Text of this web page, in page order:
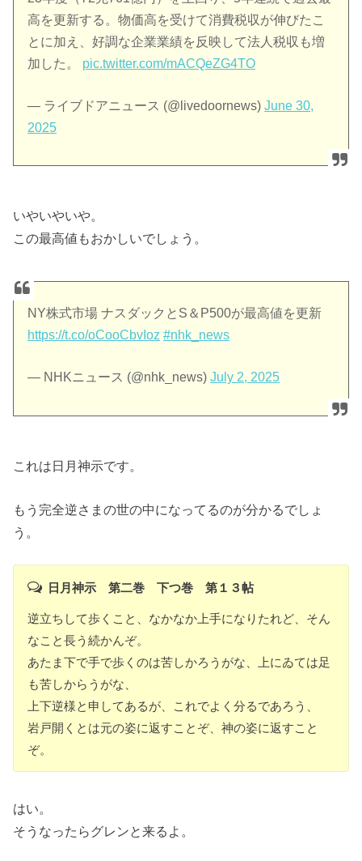
高を更新する。物価高を受けて消費税収が伸びたこ
とに加え、好調な企業業績を反映して法人税収も増
加した。 pic.twitter.com/mACQeZG4TO
— ライブドアニュース (@livedoornews)June 30,
2025
いやいやいや。
この最高値もおかしいでしょう。
NY株式市場 ナスダックとS＆P500が最高値を更新
https://t.co/oCooCbvIoz #nhk_news
— NHKニュース (@nhk_news)July 2, 2025
これは日月神示です。
もう完全逆さまの世の中になってるのが分かるでしょ
う。
日月神示 第二巻 下つ巻 第１３帖
逆立ちして歩くこと、なかなか上手になりたれど、そん
なこと長う続かんぞ。
あたま下で手で歩くのは苦しかろうがな、上にゐては足
も苦しからうがな、
上下逆様と申してあるが、これでよく分るであろう、
岩戸開くとは元の姿に返すことぞ、神の姿に返すこと
ぞ。
はい。
そうなったらグレンと来るよ。